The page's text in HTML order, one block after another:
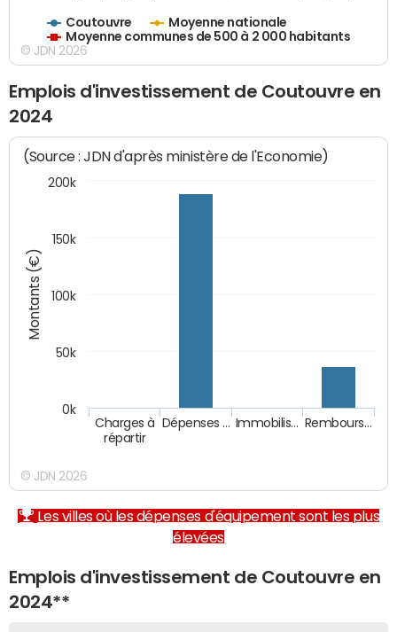
Coutouvre
Moyenne nationale
Moyenne communes de 500 à 2 000 habitants
© JDN 2026
Emplois d'investissement de Coutouvre en
2024
Montants (€)
(Source : JDN d'après ministère de l'Economie)
Charges à
répartir
Dépenses … Immobilis… Rembours…
0k
50k
100k
150k
200k
© JDN 2026
Les villes où les dépenses d'équipement sont les plus
élevées
Emplois d'investissement de Coutouvre en
2024**